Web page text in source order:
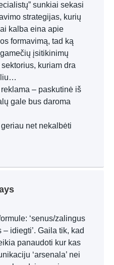
sunkiai sekasi
strategijas, kurių
kalba eina apie
formavimą, tad ką
įsitikinimų
kuriam dra
– paskutinė iš
gale bus daroma
net nekalbėti
‘senus/zalingus
idiegti’. Gaila tik, kad
panaudoti kur kas
‘arsenala’ nei